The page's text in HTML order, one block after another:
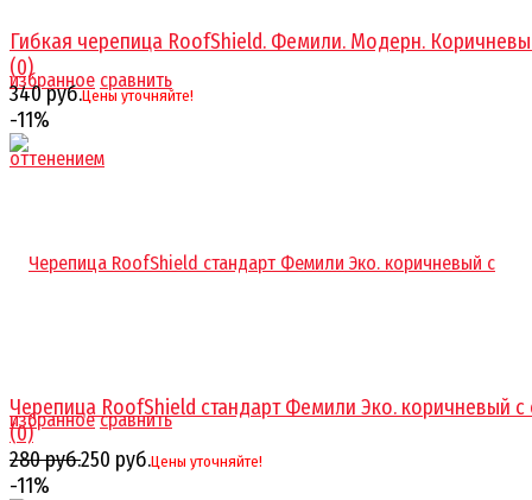
избранное сравнить
избранное сравнить
Гибкая черепица RoofShield. Фемили. Модерн.
(0)
340 руб.Цены уточняйте!
-11%
Черепица RoofShield стандарт Фемили Эко. коричневый с
(0)
280 руб.250 руб.Цены уточняйте!
-11%